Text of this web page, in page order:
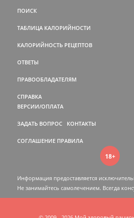
ПОИСК
ТАБЛИЦА КАЛОРИЙНОСТИ
КАЛОРИЙНОСТЬ РЕЦЕПТОВ
ОТВЕТЫ
ПРАВООБЛАДАТЕЛЯМ
СПРАВКА
ВЕРСИИ/ОПЛАТА
ЗАДАТЬ ВОПРОС КОНТАКТЫ
СОГЛАШЕНИЕ ПРАВИЛА
18+
Информация предоставляется
Не занимайтесь самолечением. Всегда